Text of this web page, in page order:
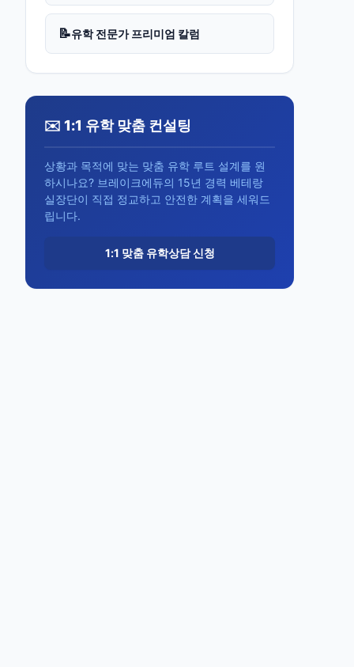
📝유학 전문가 프리미엄 칼럼
✉️ 1:1 유학 맞춤 컨설팅
상황과 목적에 맞는 맞춤 유학 루트 설계를 원
하시나요? 브레이크에듀의 15년 경력 베테랑
실장단이 직접 정교하고 안전한 계획을 세워드
립니다.
1:1 맞춤 유학상담 신청